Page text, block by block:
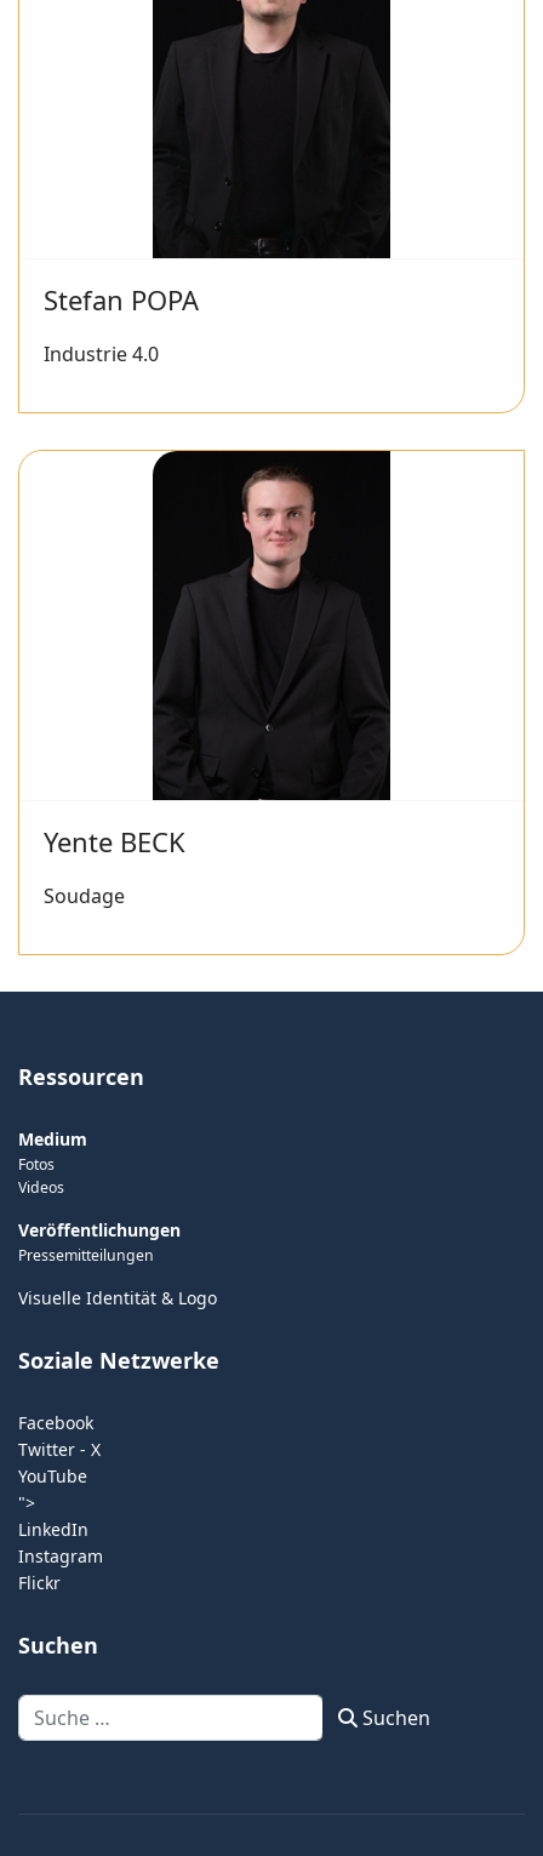
Stefan POPA
Industrie 4.0
Yente BECK
Soudage
Ressourcen
Medium
Fotos
Videos
Veröffentlichungen
Pressemitteilungen
Visuelle Identität & Logo
Soziale Netzwerke
Facebook
Twitter - X
YouTube
">
LinkedIn
Instagram
Flickr
Suchen
Suchen Suchen